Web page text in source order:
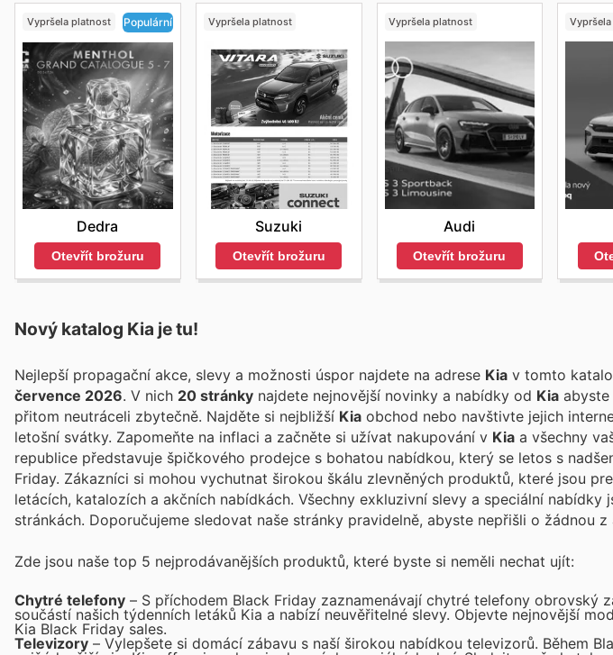
Vypršela platnost Populární
Dedra
Otevřít brožuru
Vypršela platnost
Suzuki
Otevřít brožuru
Vypršela platnost
Audi
Otevřít brožuru
Nový katalog Kia je tu!
Nejlepší propagační akce, slevy a možnosti úspor najdete na adrese Kia v tomto
července 2026 . V nich 20 stránky najdete nejnovější novinky a nabídky od Kia
přitom neutráceli zbytečně. Najděte si nejbližší Kia obchod nebo navštivte jejich
letošní svátky. Zapomeňte na inflaci a začněte si užívat nakupování v Kia a všechny vaše
republice představuje špičkového prodejce s bohatou nabídkou, který se letos s
Friday. Zákazníci si mohou vychutnat širokou škálu zlevněných produktů, které jsou
letácích, katalozích a akčních nabídkách. Všechny exkluzivní slevy a speciální
stránkách. Doporučujeme sledovat naše stránky pravidelně, abyste nepřišli o žádnou
Zde jsou naše top 5 nejprodávanějších produktů, které byste si neměli nechat ujít:
Chytré telefony – S příchodem Black Friday zaznamenávají chytré telefony obrovský
součástí našich týdenních letáků Kia a nabízí neuvěřitelné slevy. Objevte nejnovější
Kia Black Friday sales.
Televizory – Vylepšete si domácí zábavu s naší širokou nabídkou televizorů. Během